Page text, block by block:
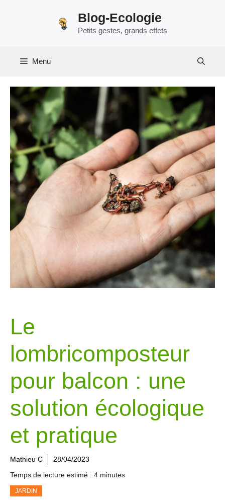
Blog-Ecologie
Petits gestes, grands effets
Menu
Le
lombricomposteur
pour balcon : une
solution écologique
et pratique
Mathieu C
28/04/2023
Temps de lecture estimé : 4 minutes
JARDIN